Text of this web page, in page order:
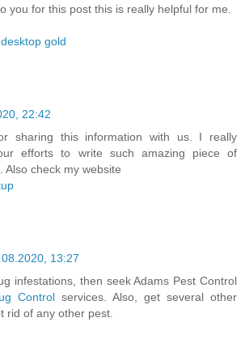
you for this post this is really helpful for me.
gold
22:42
sharing this information with us. I really
efforts to write such amazing piece of
Also check my website
13:27
infestations, then seek Adams Pest Control
Control services. Also, get several other
rid of any other pest.